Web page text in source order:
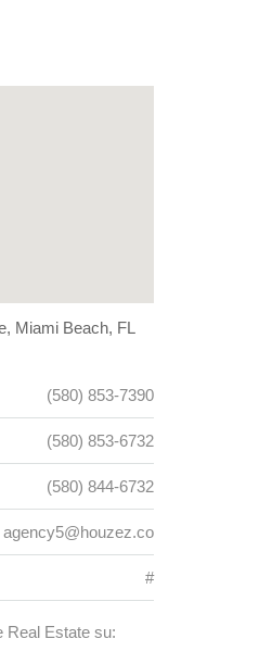
Miami Beach, FL
(580) 853-7390
(580) 853-6732
(580) 844-6732
agency5@houzez.co
#
Real Estate su: